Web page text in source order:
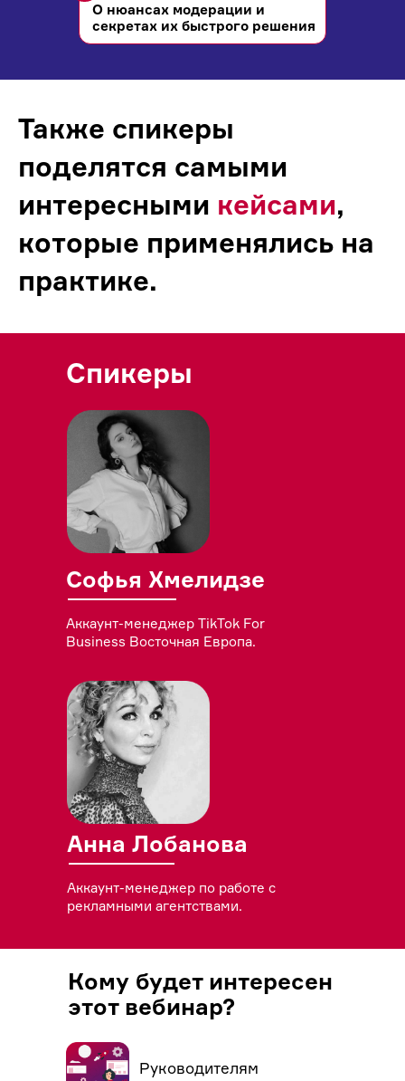
О нюансах модерации и
секретах их быстрого решения
Также спикеры
поделятся самыми
интересными кейсами,
которые применялись на
практике.
Спикеры
Аккаунт-менеджер по работе с
рекламными агентствами.
Анна Лобанова
Аккаунт-менеджер TikTok For
Business Восточная Европа.
Софья Хмелидзе
Кому будет интересен
этот вебинар?
Руководителям